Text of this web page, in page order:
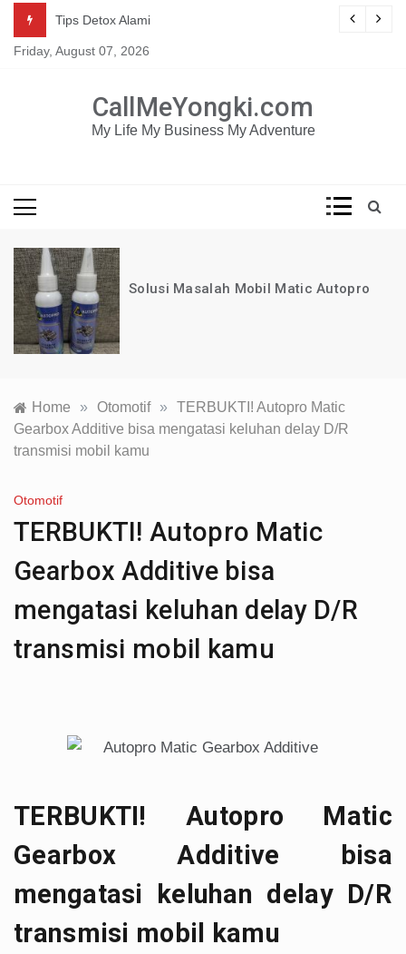
Mau dapat tutorial digital marketing GRATIS selama 1
content
Tips Detox Alami
Friday, August 07, 2026
CallMeYongki.com
My Life My Business My Adventure
Solusi Masalah Mobil Matic Autopro
Home » Otomotif » TERBUKTI! Autopro Matic
Gearbox Additive bisa mengatasi keluhan delay D/R
transmisi mobil kamu
Otomotif
TERBUKTI! Autopro Matic
Gearbox Additive bisa
mengatasi keluhan delay D/R
transmisi mobil kamu
TERBUKTI! Autopro Matic
Gearbox Additive bisa
mengatasi keluhan delay D/R
transmisi mobil kamu